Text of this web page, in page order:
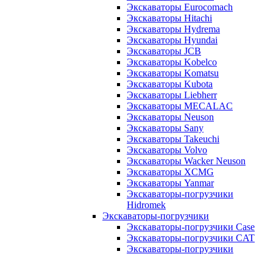
Экскаваторы Eurocomach
Экскаваторы Hitachi
Экскаваторы Hydrema
Экскаваторы Hyundai
Экскаваторы JCB
Экскаваторы Kobelco
Экскаваторы Komatsu
Экскаваторы Kubota
Экскаваторы Liebherr
Экскаваторы MECALAC
Экскаваторы Neuson
Экскаваторы Sany
Экскаваторы Takeuchi
Экскаваторы Volvo
Экскаваторы Wacker Neuson
Экскаваторы XCMG
Экскаваторы Yanmar
Экскаваторы-погрузчики
Hidromek
Экскаваторы-погрузчики
Экскаваторы-погрузчики Case
Экскаваторы-погрузчики CAT
Экскаваторы-погрузчики